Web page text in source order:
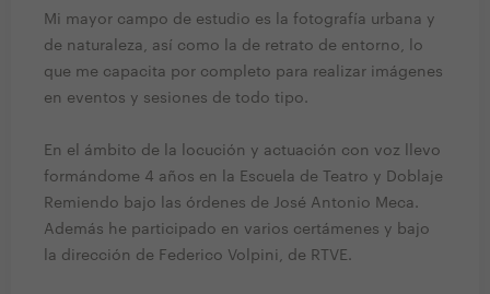
Mi mayor campo de estudio es la fotografía urbana y
de naturaleza, así como la de retrato de entorno, lo
que me capacita por completo para realizar imágenes
en eventos y sesiones de todo tipo.
En el ámbito de la locución y actuación con voz llevo
formándome 4 años en la Escuela de Teatro y Doblaje
Remiendo bajo las órdenes de José Antonio Meca.
Además he participado en varios certámenes y bajo
la dirección de Federico Volpini, de RTVE.